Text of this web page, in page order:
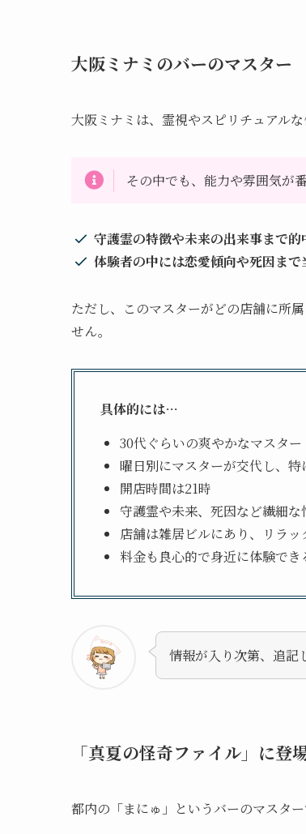
大阪ミナミのバーのマスター
大阪ミナミは、霊視やスピリチュアル
その中でも、能力や雰囲気が
守護霊の特徴や未来の出来事まで的
体験者の中には恋愛傾向や死因ま
ただし、このマスターがどの店舗に所
せん。
具体的には…
30代ぐらいの爽やかなマスター
曜日別にマスターが交代し、
開店時間は21時
守護霊や未来、死因など繊細
店舗は雑居ビルにあり、リラ
料金も良心的で身近に体験で
情報が入り次第、追記
「真夏の怪奇ファイル」に登
都内の「まにゅ」というバーのマスター